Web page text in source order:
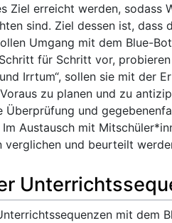
Ziel erreicht werden, sodass
sind. Ziel dessen ist, dass
Umgang mit dem Blue-
für Schritt vor,
Irrtum“, sollen sie mit der
zu planen und zu
und
Im Austausch mit
verglichen und beurteilt
mit dem